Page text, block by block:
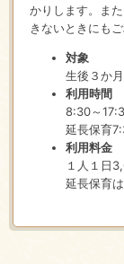
かりします。ま
きないときにもご
対象
生後３か
利用時間
8:30～
延長保育
利用料金
１人１日
延長保育